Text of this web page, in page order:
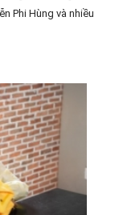
Phi Hùng và nhiều